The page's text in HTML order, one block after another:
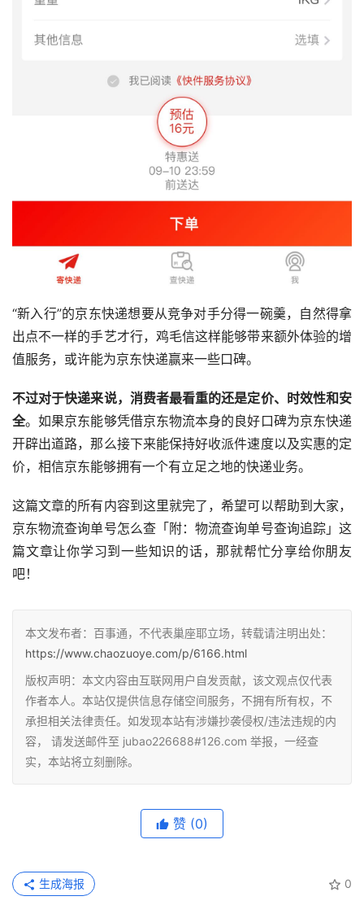
“新入行”的京东快递想要从竞争对手分得一碗羹，自然得拿
出点不一样的手艺才行，鸡毛信这样能够带来额外体验的增
值服务，或许能为京东快递赢来一些口碑。
不过对于快递来说，消费者最看重的还是定价、时效性和安
全。如果京东能够凭借京东物流本身的良好口碑为京东快递
开辟出道路，那么接下来能保持好收派件速度以及实惠的定
价，相信京东能够拥有一个有立足之地的快递业务。
这篇文章的所有内容到这里就完了，希望可以帮助到大家，
京东物流查询单号怎么查「附：物流查询单号查询追踪」这
篇文章让你学习到一些知识的话，那就帮忙分享给你朋友
吧！
本文发布者：百事通，不代表巢座耶立场，转载请注明出处：
https://www.chaozuoye.com/p/6166.html
版权声明：本文内容由互联网用户自发贡献，该文观点仅代表
作者本人。本站仅提供信息存储空间服务，不拥有所有权，不
承担相关法律责任。如发现本站有涉嫌抄袭侵权/违法违规的内
容， 请发送邮件至 jubao226688#126.com 举报，一经查
实，本站将立刻删除。
赞 (0)
0
生成海报